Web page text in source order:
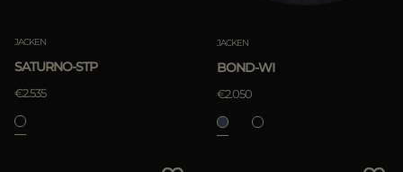
JACKEN
SATURNO-STP
€2.535
JACKEN
BOND-WI
€2.050